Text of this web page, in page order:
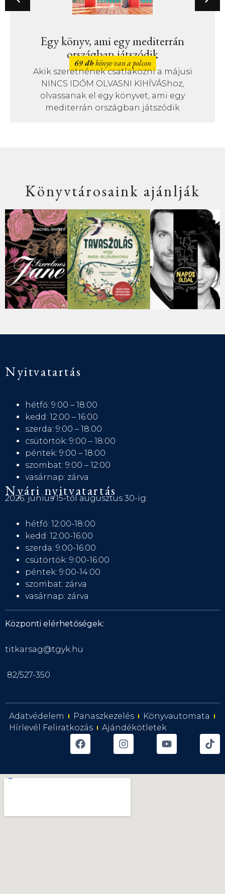
Egy könyv, ami egy mediterrán
országban játszódik
69 dbkönyv van a polcon
Akik szeretnének csatlakozni a májusi
NINCS IDŐM OLVASNI KIHÍVÁShoz,
olvassanak el egy könyvet, ami egy
mediterrán országban játszódik
Könyvtárosaink ajánlják
Nyitvatartás
hétfő: 9:00 – 18:00
kedd: 12:00 – 16:00
szerda: 9:00 – 18:00
csütörtök: 9:00 – 18:00
péntek: 9:00 – 18:00
szombat: 9:00 – 12:00
vasárnap: zárva
Nyári nyitvatartás
2026. június 15-től augusztus 30-ig:
hétfő: 12:00-18:00
kedd: 12:00-16:00
szerda: 9:00-16:00
csütörtök: 9:00-16:00
péntek: 9:00-14:00
szombat: zárva
vasárnap: zárva
Központi elérhetőségek:
titkarsag@tgyk.hu
82/527-350
Adatvédelem Panaszkezelés
Könyvautomata
Hírlevél Feliratkozás
Ajándékötletek